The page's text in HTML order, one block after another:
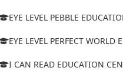
EYE LEVEL PEBBLE
EYE LEVEL PERFECT WORLD
I CAN READ EDUCATION